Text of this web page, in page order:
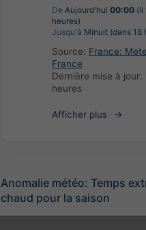
De Aujourd'hui 00:00 (il
heures)
Jusqu'à Minuit (dans 18
Source: France:
France
Dernière mise à jour:
heures
Afficher plus
Anomalie météo: Temps
chaud pour la saison